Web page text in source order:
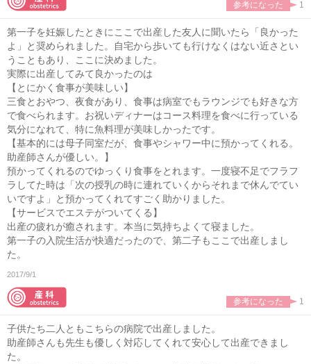
参考になった 1
第一子を妊娠したときにここで出産した友人に聞いたら「良かった
よ」と奨められました。自宅から歩いても行けなくはない近さとい
うこともあり、ここに決めました。
実際に出産してみて良かったのは
【とにかく食事が美味しい】
三食とおやつ、夜食があり、食事は病室でもラウンジでも好きな方
で食べられます。お祝いディナーはコース料理を食べに行っている
気分になれて、特に魚料理が美味しかったです。
【基本的には母子同室だが、食事やシャワー中に預かってくれる。
助産師さんが優しい。】
預かってくれるのでゆっくり食事をとれます。一度寝不足でフラフ
ラしてた時は「次の授乳の時に連れていくからそれまで休んでてい
いですよ」と預かってくれてすごく助かりました。
【サービスでエステがついてくる】
出産の疲れが癒されます。本当に気持ちよくて寝ました。
第一子の入院生活が快適だったので、第二子もここで出産しまし
た。
2017/9/1
参考になった 1
子供たち二人ともこちらの病院で出産しました。
助産師さんも先生も優しく対応してくれて安心して出産できまし
た。